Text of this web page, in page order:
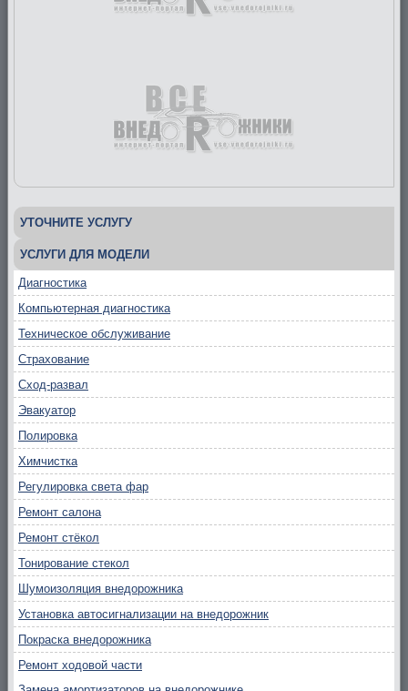
УТОЧНИТЕ УСЛУГУ
УСЛУГИ ДЛЯ МОДЕЛИ
Диагностика
Компьютерная диагностика
Техническое обслуживание
Страхование
Сход-развал
Эвакуатор
Полировка
Химчистка
Регулировка света фар
Ремонт салона
Ремонт стёкол
Тонирование стекол
Шумоизоляция внедорожника
Установка автосигнализации на внедорожник
Покраска внедорожника
Ремонт ходовой части